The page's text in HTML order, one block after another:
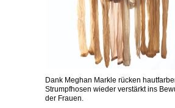
Dank Meghan Markle rücken
Strumpfhosen wieder verstärkt ins
der Frauen.